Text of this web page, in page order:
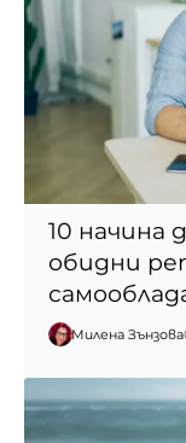
10 начина
обидни
Милена Зънзова